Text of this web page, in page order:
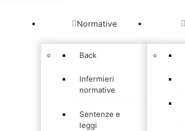
Normative
Back
Infermieri
normative
Sentenze e
leggi